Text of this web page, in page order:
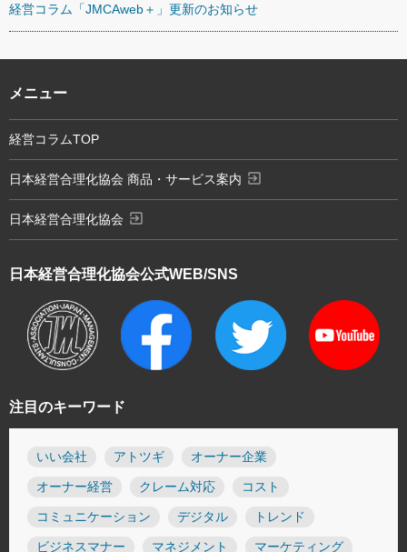
経営コラム「JMCAweb＋」更新のお知らせ
注目のキーワード
いい会社 アトツギ オーナー企業
オーナー経営 クレーム対応 コスト
コミュニケーション デジタル トレンド
ビジネスマナー マネジメント マーケティング
日本経営合理化協会公式WEB/SNS
メニュー
経営コラムTOP
日本経営合理化協会 商品・サービス案内 exit_to_app
日本経営合理化協会 exit_to_app